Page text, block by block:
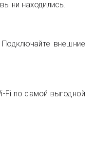
ни находились.
внешние
Fi по самой выгодной